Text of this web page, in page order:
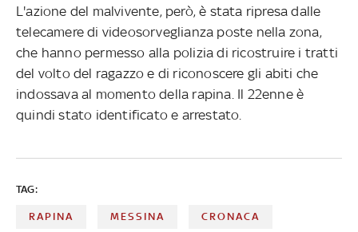
L'azione del malvivente, però, è stata ripresa dalle
telecamere di videosorveglianza poste nella zona,
che hanno permesso alla polizia di ricostruire i tratti
del volto del ragazzo e di riconoscere gli abiti che
indossava al momento della rapina. Il 22enne è
quindi stato identificato e arrestato.
TAG:
RAPINA MESSINA CRONACA